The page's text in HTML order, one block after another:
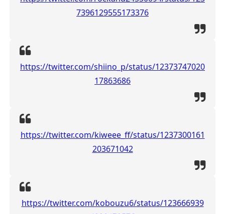
7396129555173376
https://twitter.com/shiino_p/status/12373747020
17863686
https://twitter.com/kiweee_ff/status/1237300161
203671042
https://twitter.com/kobouzu6/status/123666939